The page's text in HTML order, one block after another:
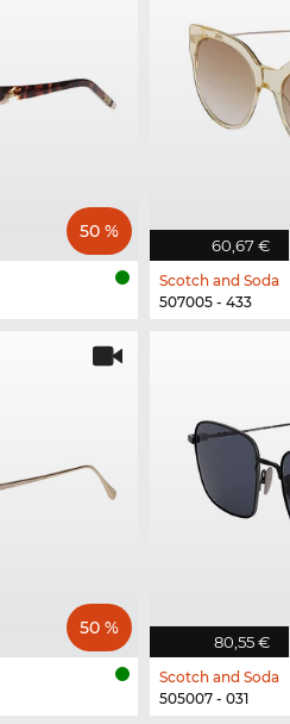
50 %
60,67 €
Scotch and Soda
507005 - 433
50 %
80,55 €
Scotch and Soda
505007 - 031